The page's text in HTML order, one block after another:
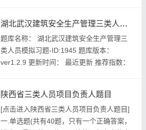
B.安全宣传挂图C.安全警示标志D.操作规程
正确答案:查看最佳答案更多最新建筑行业
考试题库--项目负责人b证在线考核模拟练
习题请...
湖北武汉建筑安全生产管理三类人员模拟习题
题库名称： 湖北武汉建筑安全生产管理三
类人员模拟习题-ID:1945 题库版本：
ver1.2.9 更新时间： 最近更新 推荐指数：
格考试建题帮APP题库研究中心 进入...
陕西省三类人员项目负责人题目
[点击进入陕西省三类人员项目负责人题目]
一.单选题(共有40题，只有一个正确答案，